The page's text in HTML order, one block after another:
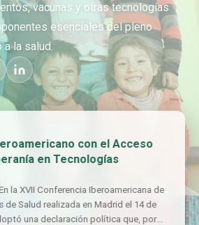
vacunas y otras tecnologías
esenciales del pleno
la salud.
con el Acceso
en Tecnologías
la XVII Conferencia Iberoamericana de
Salud realizada en Madrid el 14 de
una declaración política que, por